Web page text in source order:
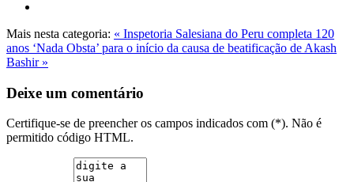
Mais nesta categoria: « Inspetoria Salesiana do Peru completa 120
anos ‘Nada Obsta’ para o início da causa de beatificação de Akash
Bashir »
Deixe um comentário
Certifique-se de preencher os campos indicados com (*). Não é
permitido código HTML.